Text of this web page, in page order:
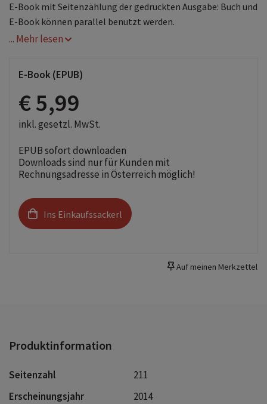
E-Book mit Seitenzählung der gedruckten Ausgabe: Buch und
E-Book können parallel benutzt werden.
... Mehr lesen
E-Book (EPUB)
€ 5,99
inkl. gesetzl. MwSt.
EPUB sofort downloaden
Downloads sind nur für Kunden mit
Rechnungsadresse in Österreich möglich!
Ins Einkaufssackerl
Auf meinen Merkzettel
Produktinformation
Seitenzahl
211
Erscheinungsjahr
2014